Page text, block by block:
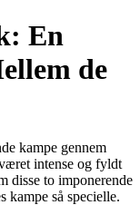
En
de
kampe gennem
intense og fyldt
disse to imponerende
kampe så specielle.